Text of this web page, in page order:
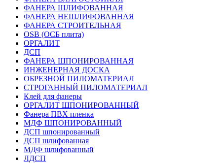
ФАНЕРА ШЛИФОВАННАЯ
ФАНЕРА НЕШЛИФОВАННАЯ
ФАНЕРА СТРОИТЕЛЬНАЯ
OSB (ОСБ плита)
ОРГАЛИТ
ДСП
ФАНЕРА ШПОНИРОВАННАЯ
ИНЖЕНЕРНАЯ ДОСКА
ОБРЕЗНОЙ ПИЛОМАТЕРИАЛ
СТРОГАННЫЙ ПИЛОМАТЕРИАЛ
Клей для фанеры
ОРГАЛИТ ШПОНИРОВАННЫЙ
Фанера ПВХ пленка
МДФ ШПОНИРОВАННЫЙ
ДСП шпонированный
ДСП шлифованная
МДФ шлифованный
ЛДСП